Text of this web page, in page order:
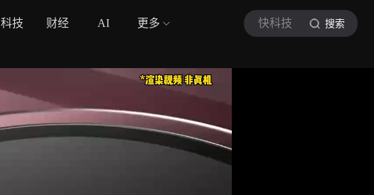
科技 财经 AI 更多 快科技 搜索